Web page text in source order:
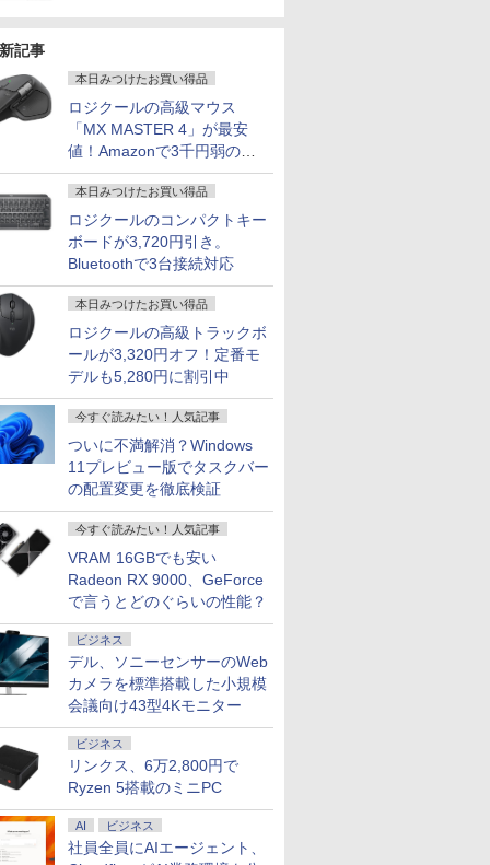
記事
本日みつけたお買い得品
ロジクールの高級マウス
「MX MASTER 4」が最安
値！Amazonで3千円弱の割
引
本日みつけたお買い得品
ロジクールのコンパクトキー
ボードが3,720円引き。
Bluetoothで3台接続対応
本日みつけたお買い得品
ロジクールの高級トラックボ
ールが3,320円オフ！定番モ
デルも5,280円に割引中
今すぐ読みたい！人気記事
ついに不満解消？Windows
11プレビュー版でタスクバー
の配置変更を徹底検証
今すぐ読みたい！人気記事
VRAM 16GBでも安い
Radeon RX 9000、GeForce
で言うとどのぐらいの性能？
ビジネス
デル、ソニーセンサーのWeb
カメラを標準搭載した小規模
会議向け43型4Kモニター
ビジネス
リンクス、6万2,800円で
Ryzen 5搭載のミニPC
AI ビジネス
社員全員にAIエージェント、